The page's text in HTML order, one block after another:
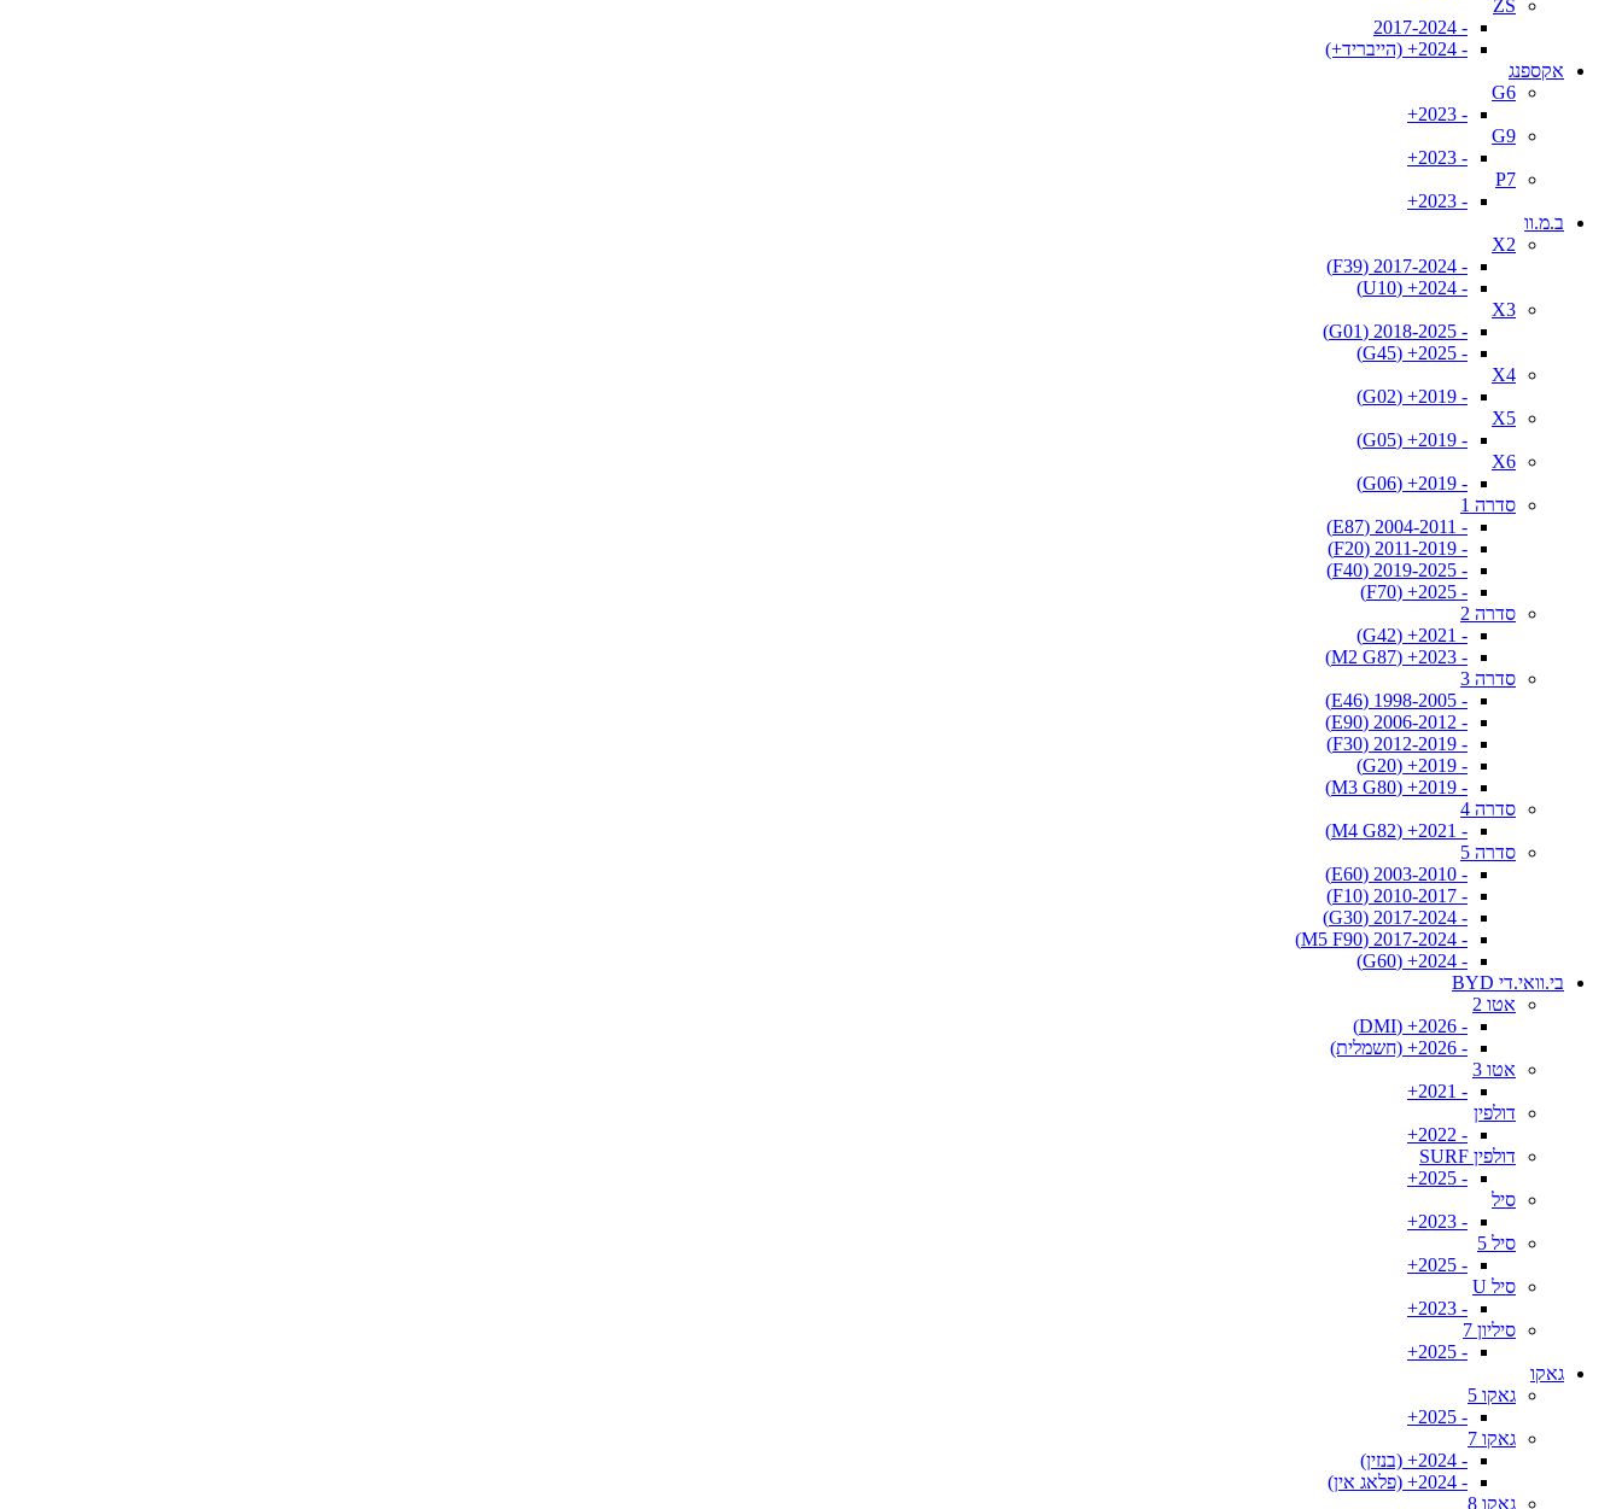
ZS
- 2017-2024
- 2024+ (הייבריד+)
אקספנג
G6
- 2023+
G9
- 2023+
P7
- 2023+
ב.מ.וו
X2
- 2017-2024 (F39)
- 2024+ (U10)
X3
- 2018-2025 (G01)
- 2025+ (G45)
X4
- 2019+ (G02)
X5
- 2019+ (G05)
X6
- 2019+ (G06)
סדרה 1
- 2004-2011 (E87)
- 2011-2019 (F20)
- 2019-2025 (F40)
- 2025+ (F70)
סדרה 2
- 2021+ (G42)
- 2023+ (M2 G87)
סדרה 3
- 1998-2005 (E46)
- 2006-2012 (E90)
- 2012-2019 (F30)
- 2019+ (G20)
- 2019+ (M3 G80)
סדרה 4
- 2021+ (M4 G82)
סדרה 5
- 2003-2010 (E60)
- 2010-2017 (F10)
- 2017-2024 (G30)
- 2017-2024 (M5 F90)
- 2024+ (G60)
בי.וואי.די BYD
אטו 2
- 2026+ (DMI)
- 2026+ (חשמלית)
אטו 3
- 2021+
דולפין
- 2022+
דולפין SURF
- 2025+
סיל
- 2023+
סיל 5
- 2025+
סיל U
- 2023+
סיליון 7
- 2025+
גאקו
גאקו 5
- 2025+
גאקו 7
- 2024+ (בנזין)
- 2024+ (פלאג אין)
גאקו 8